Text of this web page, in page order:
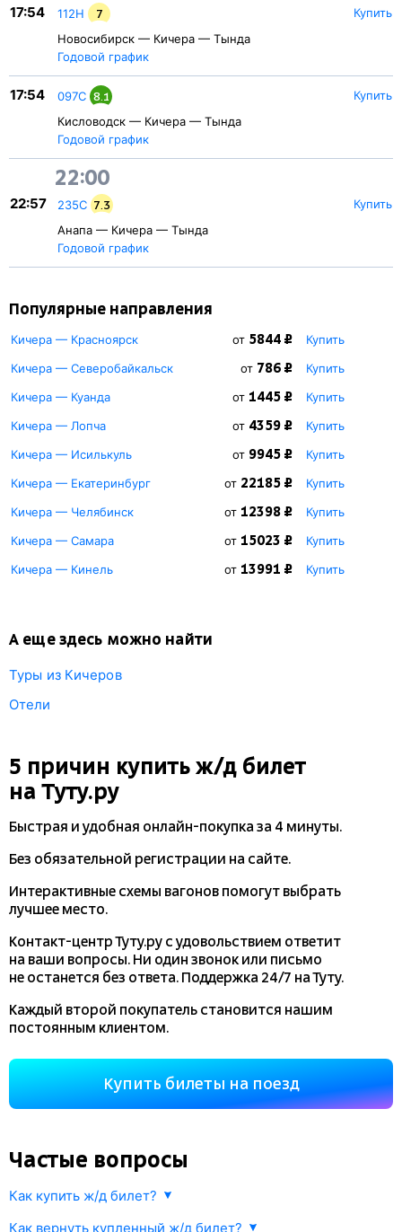
17:54 112Н 7
Новосибирск — Кичера — Тында
Годовой график
Купить
17:54 097С 8.1
Кисловодск — Кичера — Тында
Годовой график
Купить
22:00
22:57 235С 7.3
Анапа — Кичера — Тында
Годовой график
Купить
Популярные направления
Кичера — Красноярск от 5844 ₽
Купить
Кичера — Северобайкальск
от 786 ₽
Купить
Кичера — Куанда
от 1445 ₽
Купить
Кичера — Лопча
от 4359 ₽
Купить
Кичера — Исилькуль
от 9945 ₽
Купить
Кичера — Екатеринбург
от 22185 ₽
Купить
Кичера — Челябинск
от 12398 ₽
Купить
Кичера — Самара
от 15023 ₽
Купить
Кичера — Кинель
от 13991 ₽ Купить
А еще здесь можно найти
Туры из Кичеров
Отели
5 причин купить ж/д билет
на Туту.ру
Быстрая и удобная онлайн-покупказа 4 минуты.
Без обязательной регистрации на сайте.
Интерактивные схемы вагонов помогут выбрать
лучшее место.
Контакт-центр Туту.ру с удовольствием ответит
на ваши вопросы. Ни один звонок или письмо
не останется без ответа. Поддержка 24/7 на Туту.
Каждый второй покупатель становится нашим
постоянным клиентом.
Купить билеты на поезд
Частые вопросы
Как купить ж/д билет?
Как вернуть купленный ж/д билет?